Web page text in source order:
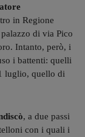
in Regione
di via Pico
Intanto, però, i
i battenti: quelli
luglio, quello di
, a due passi
con i quali i